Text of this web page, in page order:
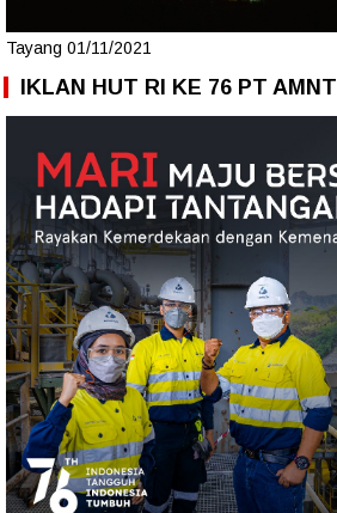
Tayang 01/11/2021
IKLAN HUT RI KE 76 PT AMNT